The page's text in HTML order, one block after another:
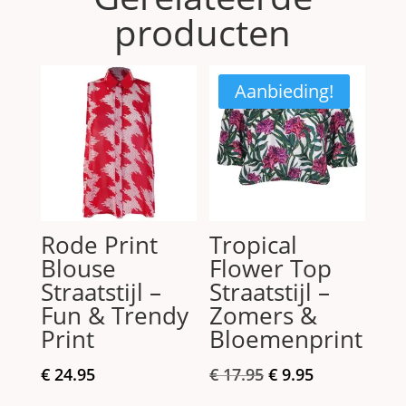
producten
Rode Print
Blouse
Straatstijl –
Fun & Trendy
Print
€24.95
Aanbieding!
Tropical
Flower Top
Straatstijl –
Zomers &
Bloemenprint
€17.95 Oorspronkelijke
€ 9.95Huidige